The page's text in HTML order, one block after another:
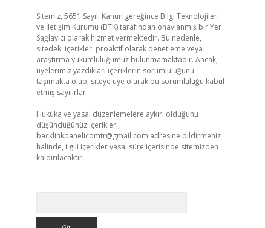
Sitemiz, 5651 Sayılı Kanun gereğince Bilgi Teknolojileri
ve İletişim Kurumu (BTK) tarafından onaylanmış bir Yer
Sağlayıcı olarak hizmet vermektedir. Bu nedenle,
sitedeki içerikleri proaktif olarak denetleme veya
araştırma yükümlülüğümüz bulunmamaktadır. Ancak,
üyelerimiz yazdıkları içeriklerin sorumluluğunu
taşımakta olup, siteye üye olarak bu sorumluluğu kabul
etmiş sayılırlar.
Hukuka ve yasal düzenlemelere aykırı olduğunu
düşündüğünüz içerikleri,
backlinkpanelicomtr@gmail.com adresine bildirmeniz
halinde, ilgili içerikler yasal süre içerisinde sitemizden
kaldırılacaktır.